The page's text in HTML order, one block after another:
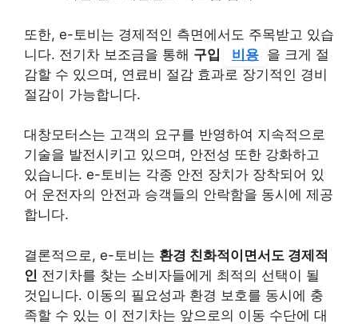
또한, e-토비는 경제적인 측면에서도 주목받고 있습
니다. 전기차 보조금을 통해 구입 비용 을 크게 절
감할 수 있으며, 연료비 절감 효과로 장기적인 경비
절감이 가능합니다.
대창모터스는 고객의 요구를 반영하여 지속적으로
기술을 발전시키고 있으며, 안전성 또한 강화하고
있습니다. e-토비는 각종 안전 장치가 장착되어 있
어 운전자의 안전과 승객들의 안락함을 동시에 제공
합니다.
결론적으로, e-토비는 환경 친화적이면서도 경제적
인 전기차를 찾는 소비자들에게 최적의 선택이 될
것입니다. 이동의 필요성과 환경 보호를 동시에 충
족할 수 있는 이 전기차는 앞으로의 이동 수단에 대